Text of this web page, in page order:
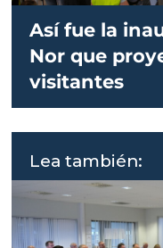
Así fue la
Nor que
visitantes
Lea también: